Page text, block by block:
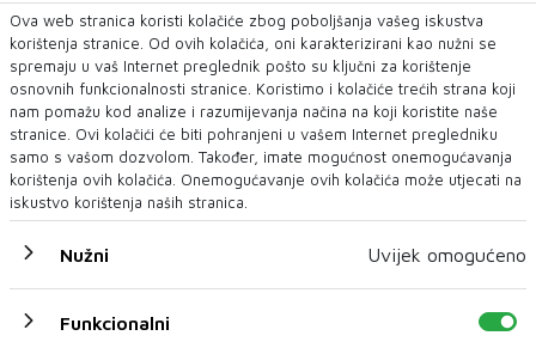
Preminuo ugledni mostarski kardiokirurg
Sead Mulahasanović
oliklinika Arbor Vitae Dr. Sarić oprostila se od prim. dr. Seada
Mulahasanovića, ugledno...
Ova web stranica koristi kolačiće zbog poboljšanja vašeg iskustva
korištenja stranice. Od ovih kolačića, oni karakterizirani kao nužni se
spremaju u vaš Internet preglednik pošto su ključni za korištenje
osnovnih funkcionalnosti stranice. Koristimo i kolačiće trećih strana koji
nam pomažu kod analize i razumijevanja načina na koji koristite naše
stranice. Ovi kolačići će biti pohranjeni u vašem Internet pregledniku
samo s vašom dozvolom. Također, imate mogućnost onemogućavanja
korištenja ovih kolačića. Onemogućavanje ovih kolačića može utjecati na
iskustvo korištenja naših stranica.
Nužni Uvijek omogućeno
Funkcionalni